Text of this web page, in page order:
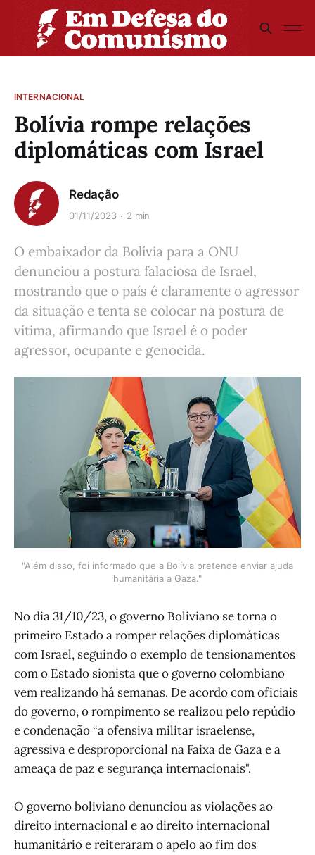
INTERNACIONAL
Bolívia rompe relações
diplomáticas com Israel
Redação
01/11/2023 2 min
O embaixador da Bolívia para a ONU
denunciou a postura falaciosa de Israel,
mostrando que o país é claramente o agressor
da situação e tenta se colocar na postura de
vítima, afirmando que Israel é o poder
agressor, ocupante e genocida.
"Além disso, foi informado que a Bolívia pretende enviar ajuda
humanitária a Gaza."
No dia 31/10/23, o governo Boliviano se torna o
primeiro Estado a romper relações diplomáticas
com Israel, seguindo o exemplo de tensionamentos
com o Estado sionista que o governo colombiano
vem realizando há semanas. De acordo com oficiais
do governo, o rompimento se realizou pelo repúdio
e condenação “a ofensiva militar israelense,
agressiva e desproporcional na Faixa de Gaza e a
ameaça de paz e segurança internacionais".
O governo boliviano denunciou as violações ao
direito internacional e ao direito internacional
humanitário e reiteraram o apelo ao fim dos